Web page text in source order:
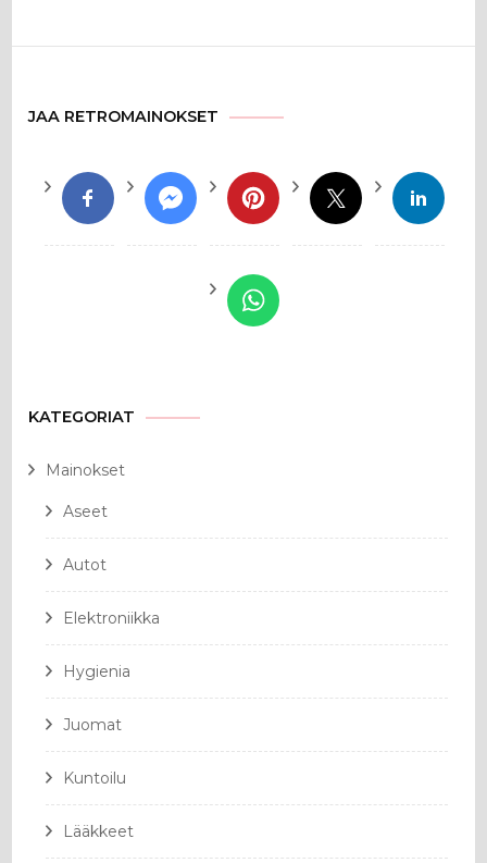
JAA RETROMAINOKSET
KATEGORIAT
Mainokset
Aseet
Autot
Elektroniikka
Hygienia
Juomat
Kuntoilu
Lääkkeet